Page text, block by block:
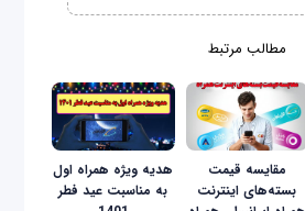
مطالب مرتبط
مقایسه‌ قیمت
بسته‌های اینترنت
هدیه ویژه همراه اول
به مناسبت عید فطر